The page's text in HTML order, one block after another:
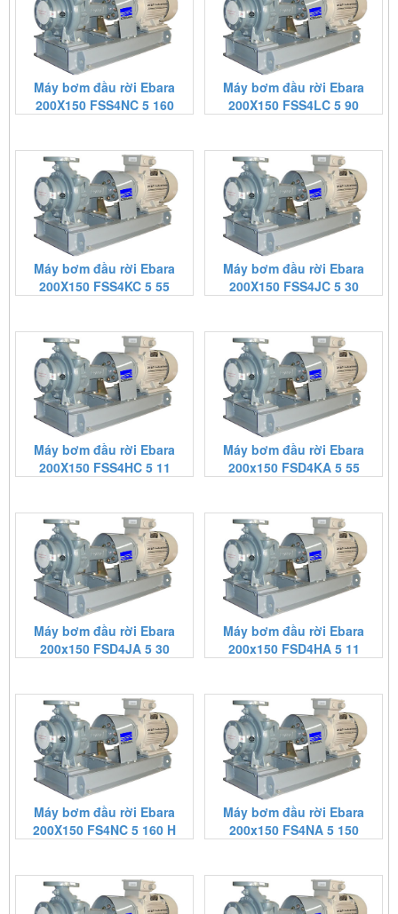
Máy bơm đầu rời Ebara
200X150 FSS4NC 5 160
Máy bơm đầu rời Ebara
200X150 FSS4LC 5 90
Máy bơm đầu rời Ebara
200X150 FSS4KC 5 55
Máy bơm đầu rời Ebara
200X150 FSS4JC 5 30
Máy bơm đầu rời Ebara
200X150 FSS4HC 5 11
Máy bơm đầu rời Ebara
200x150 FSD4KA 5 55
Máy bơm đầu rời Ebara
200x150 FSD4JA 5 30
Máy bơm đầu rời Ebara
200x150 FSD4HA 5 11
Máy bơm đầu rời Ebara
200X150 FS4NC 5 160 H
Máy bơm đầu rời Ebara
200x150 FS4NA 5 150